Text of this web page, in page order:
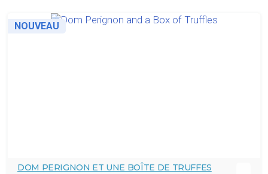
NOUVEAU
DOM PERIGNON ET UNE BOÎTE DE TRUFFES